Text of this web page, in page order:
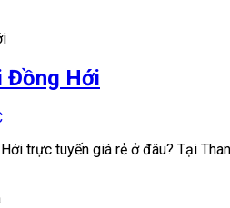
Đồng Hới
trực tuyến giá rẻ ở đâu? Tại